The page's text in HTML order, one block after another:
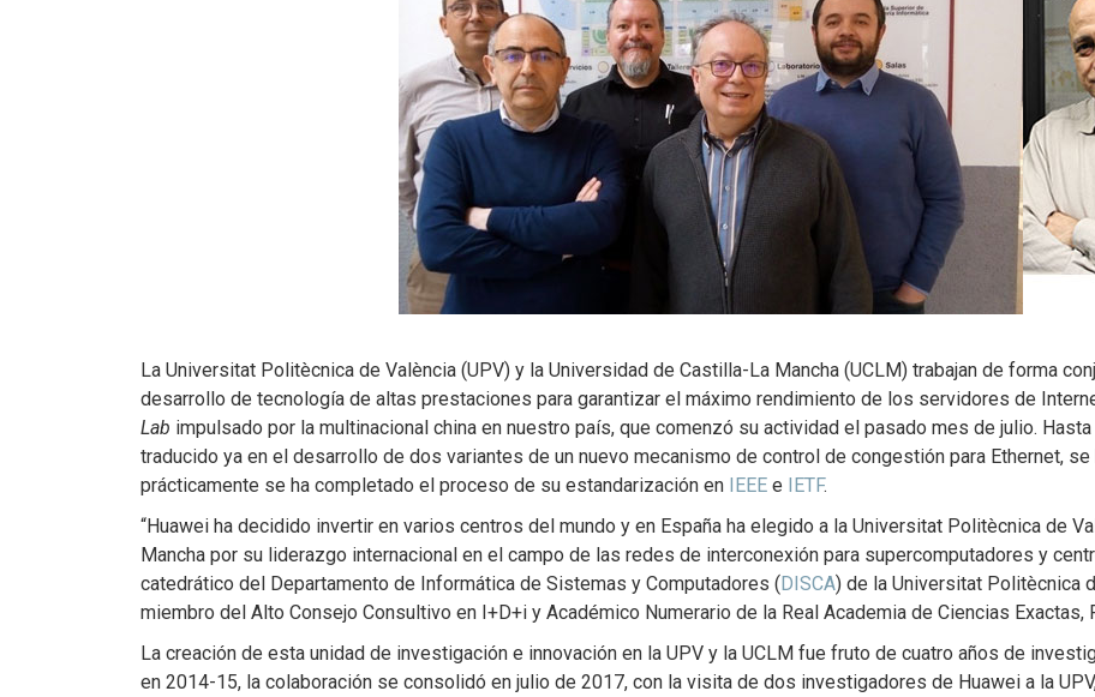
La Universitat Politècnica de València (UPV) y la Universidad de Castilla-La Mancha (UCLM) trabajan de forma
desarrollo de tecnología de altas prestaciones para garantizar el máximo rendimiento de los servidores de
Lab impulsado por la multinacional china en nuestro país, que comenzó su actividad el pasado mes de julio.
traducido ya en el desarrollo de dos variantes de un nuevo mecanismo de control de congestión para Ethernet,
prácticamente se ha completado el proceso de su estandarización en IEEE e IETF.
“Huawei ha decidido invertir en varios centros del mundo y en España ha elegido a la Universitat Politècnica de
Mancha por su liderazgo internacional en el campo de las redes de interconexión para supercomputadores y
catedrático del Departamento de Informática de Sistemas y Computadores (DISCA) de la Universitat Politècnica
miembro del Alto Consejo Consultivo en I+D+i y Académico Numerario de la Real Academia de Ciencias Exactas,
La creación de esta unidad de investigación e innovación en la UPV y la UCLM fue fruto de cuatro años de
en 2014-15, la colaboración se consolidó en julio de 2017, con la visita de dos investigadores de Huawei a la